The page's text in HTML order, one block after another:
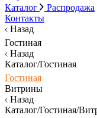
Каталог Распродажа
Контакты
Назад
Гостиная
Назад
Каталог/Гостиная
Гостиная
Витрины
Назад
Каталог/Гостиная/